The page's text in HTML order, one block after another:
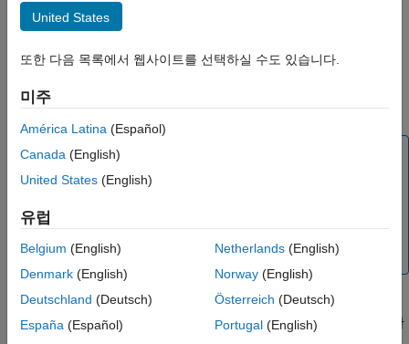
libfunctions
설명
입력 인수
출력 인수
제한 사항
참고 항목
구문
m = libfunctions(libname)
설명
참고
C 라이브러리와 C++ 라이브러리의 함수를 호출하기 위해
(R2022a 이후)
libfunctionslibname 은 C 라이브러리libname에 정의된 함수의
이름을 표시합니다.
옵션을 사용하여loadlibrary
를 호출한
United States
또한 다음 목록에서 웹사이트를 선택하실 수도 있습니다.
미주
América Latina (Español)
Canada (English)
United States (English)
유럽
Belgium (English)
Denmark (English)
Deutschland (Deutsch)
España (Español)
Netherlands(English)
Norway(English)
Österreich (Deutsch)
Portugal(English)